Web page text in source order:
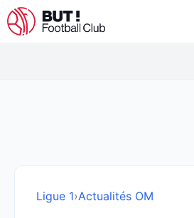
Aller
au
Ligue 1›Actualités OM